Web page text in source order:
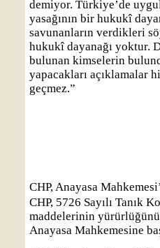
demiyor. Türkiye’de
yasağının bir hukukî
savunanların verdikleri
hukukî dayanağı yoktur.
bulunan kimselerin
yapacakları açıklamalar
geçmez.”
CHP, Anayasa
CHP, 5726 Sayılı Tanık
maddelerinin
Anayasa Mahkemesine